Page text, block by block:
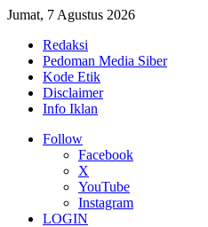
Jumat, 7 Agustus 2026
Redaksi
Pedoman Media Siber
Kode Etik
Disclaimer
Info Iklan
Follow
Facebook
X
YouTube
Instagram
LOGIN